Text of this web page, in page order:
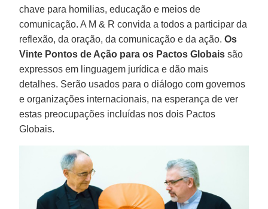
chave para homilias, educação e meios de
comunicação. A M & R convida a todos a participar da
reflexão, da oração, da comunicação e da ação.Os
Vinte Pontos de Ação para os Pactos Globais são
expressos em linguagem jurídica e dão mais
detalhes. Serão usados para o diálogo com governos
e organizações internacionais, na esperança de ver
estas preocupações incluídas nos dois Pactos
Globais.